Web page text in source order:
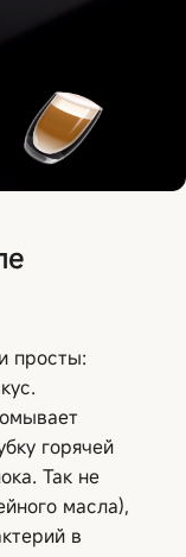
просты:
горячей
Так не
масла),
в